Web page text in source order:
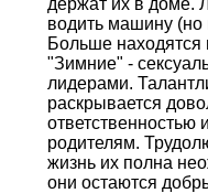
водить машину (но
Больше находятся
"Зимние" -
лидерами.
раскрывается
ответственностью
родителям.
жизнь их полна
они остаются